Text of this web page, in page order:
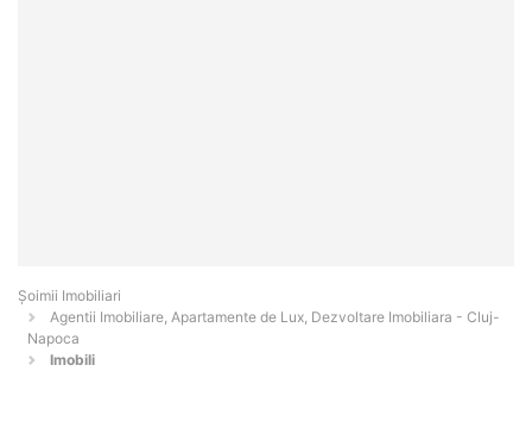
Șoimii Imobiliari
Agentii Imobiliare, Apartamente de Lux, Dezvoltare Imobiliara - Cluj-
Napoca
Imobili